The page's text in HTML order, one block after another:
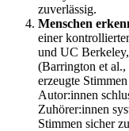
zuverlässig.
Menschen
einer
und UC
(Barrington et
erzeugte
Autor:innen
Zuhörer:innen
Stimmen sicher